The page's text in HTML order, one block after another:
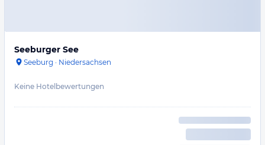
Seeburger See
Seeburg · Niedersachsen
Keine Hotelbewertungen